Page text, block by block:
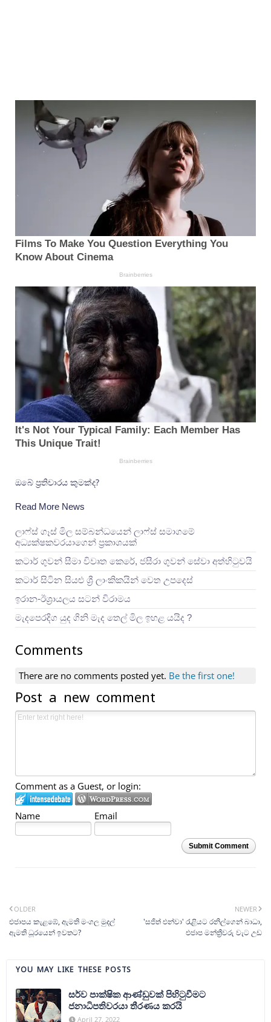
ඔබේ ප්‍රතිචාරය කුමක්ද?
Read More News
ලාෆ්ස් ගෑස් මිල සම්බන්ධයෙන් ලාෆ්ස් සමාගමේ
අධ්‍යක්ෂකවරයාගෙන් ප්‍රකාශයක්
කටාර් ගුවන් සීමා විවෘත කෙරේ, ජසීරා ගුවන් සේවා අත්හි‍ටුවයි
කටාර් සිටින සියළු ශ්‍රී ලාංකිකයින් වෙත උපදෙස්
ඉරාන-ඊශ්‍රායලය සටන් විරාමය
මැදපෙරදිග යුද ගිනි මැද තෙල් මිල ඉහළ යයිද ?
Comments
There are no comments posted yet. Be the first one!
Post a new comment
Comment as a Guest, or login:
Name Email
Submit Comment
NEWER
'සජිත් එන්වා' ‍රැළියට රනිල්ගෙන් බාධා,
එජාප මන්ත්‍රීවරු වැට උඩ
OLDER
එජාපය කැළඹේ, ඇමති මංගල මුදල්
ඇමති ධූරයෙන් ඉවතට?
YOU MAY LIKE THESE POSTS
සර්ව පාක්ෂික ආණ්ඩුවක් පිහි‍ටුවීමට
ජනාධිපතිවරයා තීරණය කරයි
April 27, 2022